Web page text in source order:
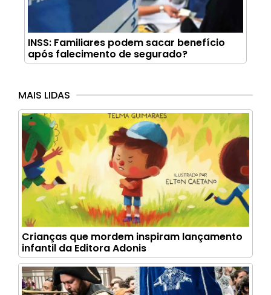
INSS: Familiares podem sacar benefício
após falecimento de segurado?
MAIS LIDAS
Crianças que mordem inspiram lançamento
infantil da Editora Adonis